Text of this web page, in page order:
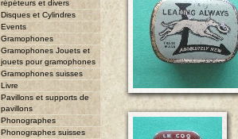
répéteurs et divers
Disques et Cylindres
Events
Gramophones
Gramophones Jouets et
jouets pour gramophones
Gramophones suisses
Livre
Pavillons et supports de
pavillons
Phonographes
Phonographes suisses